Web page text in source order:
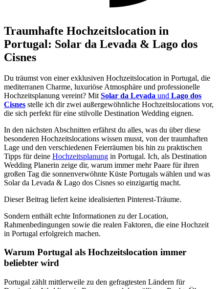
Traumhafte Hochzeitslocation in
Portugal: Solar da Levada & Lago dos
Cisnes
Du träumst von einer exklusiven Hochzeitslocation in Portugal, die
mediterranen Charme, luxuriöse Atmosphäre und professionelle
Hochzeitsplanung vereint? Mit Solar da Levada und Lago dos
Cisnes stelle ich dir zwei außergewöhnliche Hochzeitslocations vor,
die sich perfekt für eine stilvolle Destination Wedding eignen.
In den nächsten Abschnitten erfährst du alles, was du über diese
besonderen Hochzeitslocations wissen musst, von der traumhaften
Lage und den verschiedenen Feierräumen bis hin zu praktischen
Tipps für deine Hochzeitsplanung in Portugal. Ich, als Destination
Wedding Planerin zeige dir, warum immer mehr Paare für ihren
großen Tag die sonnenverwöhnte Küste Portugals wählen und was
Solar da Levada & Lago dos Cisnes so einzigartig macht.
Dieser Beitrag liefert keine idealisierten Pinterest-Träume.
Sondern enthält echte Informationen zu der Location,
Rahmenbedingungen sowie die realen Faktoren, die eine Hochzeit
in Portugal erfolgreich machen.
Warum Portugal als Hochzeitslocation immer
beliebter wird
Portugal zählt mittlerweile zu den gefragtesten Ländern für